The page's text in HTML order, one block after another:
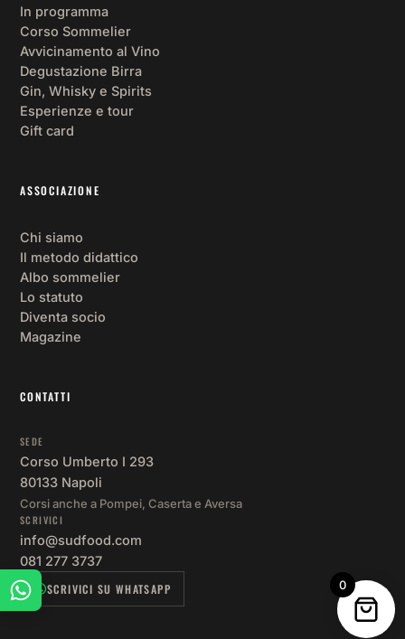
In programma
Corso Sommelier
Avvicinamento al Vino
Degustazione Birra
Gin, Whisky e Spirits
Esperienze e tour
Gift card
ASSOCIAZIONE
Chi siamo
Il metodo didattico
Albo sommelier
Lo statuto
Diventa socio
Magazine
CONTATTI
SEDE
Corso Umberto I 293
80133 Napoli
Corsi anche a Pompei, Caserta e Aversa
SCRIVICI
info@sudfood.com
081 277 3737
SCRIVICI SU WHATSAPP
0